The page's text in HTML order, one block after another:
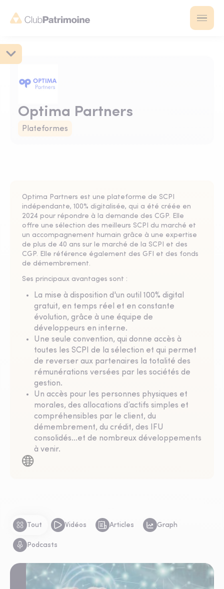
Optima Partners
Plateformes
Optima Partners est une plateforme de SCPI
indépendante, 100% digitalisée, qui a été créée en
2024 pour répondre à la demande des CGP. Elle
offre une sélection des meilleurs SCPI du marché et
un accompagnement humain grâce à une expertise
de plus de 40 ans sur le marché de la SCPI et des
CGP. Elle référence également des GFI et des fonds
de démembrement.
Ses principaux avantages sont :
La mise à disposition d'un outil 100% digital
gratuit, en temps réel et en constante
évolution, grâce à une équipe de
développeurs en interne.
Une seule convention, qui donne accès à
toutes les SCPI de la sélection et qui permet
de reverser aux partenaires la totalité des
rémunérations versées par les sociétés de
gestion.
Un accès pour les personnes physiques et
morales, des allocations d’actifs simples et
compréhensibles par le client, du
démembrement, du crédit, des IFU
consolidés...et de nombreux développements
à venir.
Tout Vidéos Articles Graph
Podcasts